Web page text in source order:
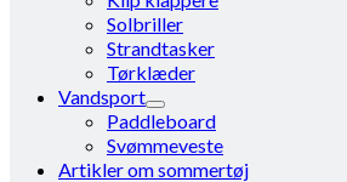
Solbriller
Strandtasker
Tørklæder
Vandsport
Paddleboard
Svømmeveste
Artikler om sommertøj